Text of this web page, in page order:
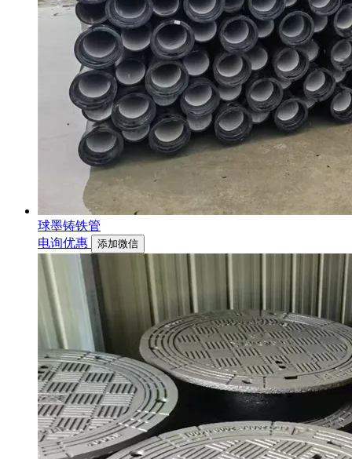
球墨铸铁管
电询优惠
添加微信